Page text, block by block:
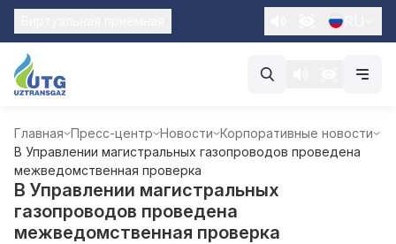
Главная Пресс-центр Новости Корпоративные новости
В Управлении магистральных газопроводов проведена
межведомственная проверка
В Управлении магистральных
газопроводов проведена
межведомственная проверка